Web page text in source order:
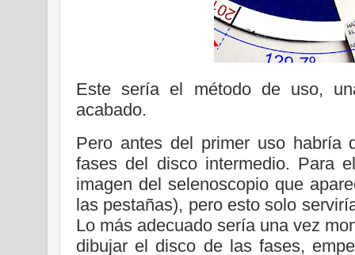
Este sería el método de uso,
acabado.
Pero antes del primer uso habría
fases del disco intermedio. Para
imagen del selenoscopio que
las pestañas), pero esto solo
Lo más adecuado sería una vez
dibujar el disco de las fases,